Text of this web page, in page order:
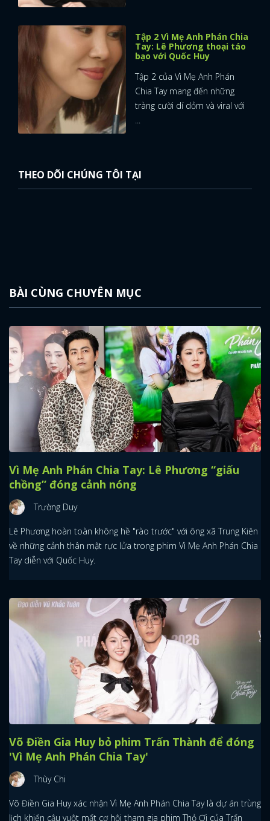
Tập 2 Vì Mẹ Anh Phán Chia
Tay: Lê Phương thoại táo
bạo với Quốc Huy
Tập 2 của Vì Mẹ Anh Phán
Chia Tay mang đến những
tràng cười dí dỏm và viral với
THEO DÕI CHÚNG TÔI TẠI
BÀI CÙNG CHUYÊN MỤC
Vì Mẹ Anh Phán Chia Tay: Lê Phương “giấu
chồng” đóng cảnh nóng
Trường Duy
Lê Phương hoàn toàn không hề "rào trước" với ông xã Trung Kiên
về những cảnh thân mật rực lửa trong phim Vì Mẹ Anh Phán Chia
Tay diễn với Quốc Huy.
Võ Điền Gia Huy bỏ phim Trấn Thành để đóng
'Vì Mẹ Anh Phán Chia Tay'
Thùy Chi
Võ Điền Gia Huy xác nhận Vì Mẹ Anh Phán Chia Tay là dự án trùng
lịch khiến cậu vuột mất cơ hội tham gia phim Thỏ Ơi của Trấn